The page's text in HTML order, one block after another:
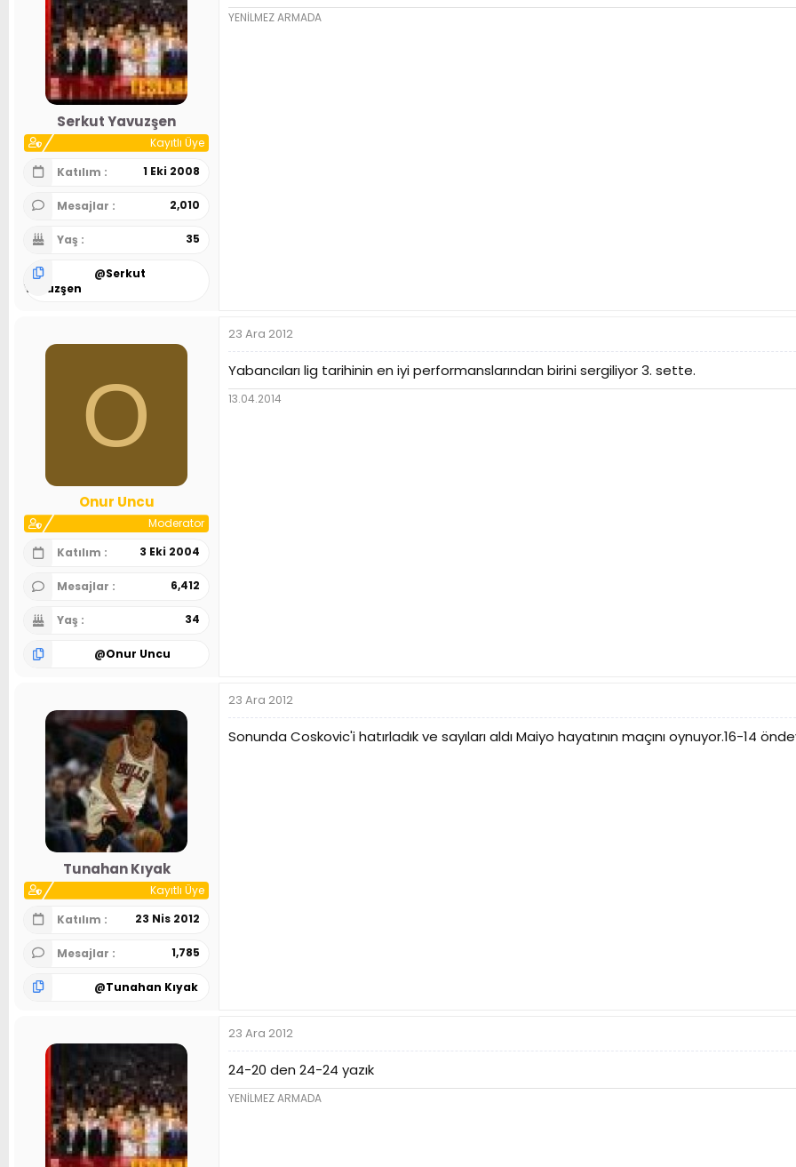
Serkut Yavuzşen
Kayıtlı Üye
Katılım
1 Eki 2008
Mesajlar 2,010
Yaş 35
@Serkut
Yavuzşen
YENİLMEZ ARMADA
O
Onur Uncu
Moderator
Katılım
3 Eki 2004
Mesajlar 6,412
Yaş 34
@Onur Uncu
23 Ara 2012
Yabancıları lig tarihinin en iyi performanslarından birini sergiliyor 3. sette.
13.04.2014
Tunahan Kıyak
Kayıtlı Üye
Katılım
23 Nis 2012
Mesajlar 1,785
@Tunahan Kıyak
23 Ara 2012
Sonunda Coskovic'i hatırladık ve sayıları aldı Maiyo hayatının maçını oynuyor.16-14
23 Ara 2012
24-20 den 24-24 yazık
YENİLMEZ ARMADA